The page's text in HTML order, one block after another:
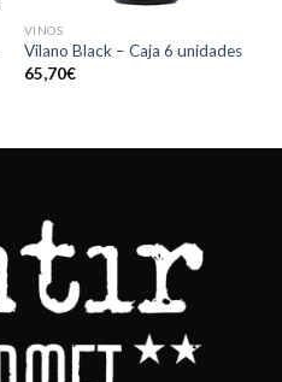
VINOS
Vilano Black – Caja 6 unidades
65,70€